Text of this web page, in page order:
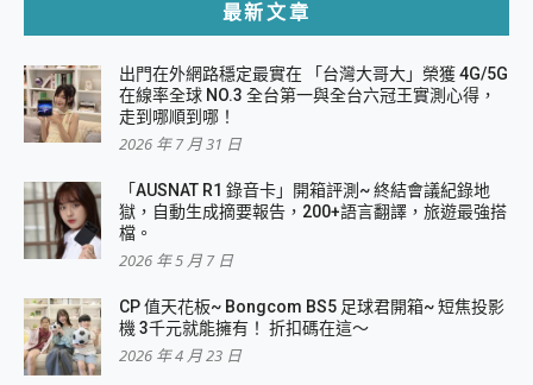
最新文章
出門在外網路穩定最實在 「台灣大哥大」榮獲 4G/5G
在線率全球 NO.3 全台第一與全台六冠王實測心得，
走到哪順到哪！
2026 年 7 月 31 日
「AUSNAT R1 錄音卡」開箱評測~ 終結會議紀錄地
獄，自動生成摘要報告，200+語言翻譯，旅遊最強搭
檔。
2026 年 5 月 7 日
CP 值天花板~ Bongcom BS5 足球君開箱~ 短焦投影
機 3千元就能擁有！ 折扣碼在這～
2026 年 4 月 23 日